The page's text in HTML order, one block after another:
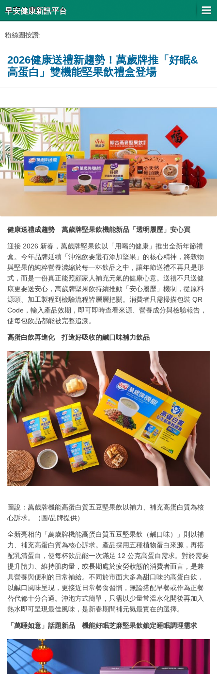
早安健康新訊平台
粉絲團按讚:
2026健康送禮新趨勢！萬歲牌推「好眠&
高蛋白」雙機能堅果飲禮盒登場
健康送禮成趨勢 萬歲牌堅果飲機能新品「透明履歷」安心買
迎接 2026 新春，萬歲牌堅果飲以「用喝的健康」推出全新年節禮
盒。今年品牌延續「沖泡飲要選有添加堅果」的核心精神，將穀物
與堅果的純粹營養濃縮於每一杯飲品之中，讓年節送禮不再只是形
式，而是一份真正能照顧家人補充元氣的健康心意。送禮不只送健
康更要送安心，萬歲牌堅果飲持續推動「安心履歷」機制，從原料
源頭、加工製程到檢驗流程皆層層把關。消費者只需掃描包裝 QR
Code，輸入產品效期，即可即時查看來源、營養成分與檢驗報告，
使每包飲品都能被完整追溯。
高蛋白飲再進化 打造好吸收的鹹口味補力飲品
圖說：萬歲牌機能高蛋白質五豆堅果飲以補力、補充高蛋白質為核
心訴求。（圖/品牌提供）
全新亮相的「萬歲牌機能高蛋白質五豆堅果飲（鹹口味）」則以補
力、補充高蛋白質為核心訴求。產品採用五種植物蛋白來源，再搭
配乳清蛋白，使每杯飲品能一次滿足 12 公克高蛋白需求。對於需要
提升體力、維持肌肉量，或長期處於疲勞狀態的消費者而言，是兼
具營養與便利的日常補給。不同於市面大多為甜口味的高蛋白飲，
以鹹口風味呈現，更接近日常餐食習慣，無論搭配早餐或作為正餐
替代都十分合適。沖泡方式簡單，只需以少量常溫水化開後再加入
熱水即可呈現最佳風味，是新春期間補元氣最實在的選擇。
「萬睡如意」話題新品 機能好眠芝麻堅果飲鎖定睡眠調理需求